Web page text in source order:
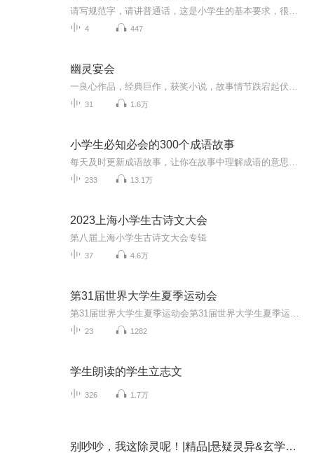
4 447
幽灵宴会
31 1.6万
小学生必知必会的300个成语故事
233 13.1万
2023上海小学生古诗文大会
第八届上海小学生古诗文大会专辑
37 4.6万
第31届世界大学生夏季运动会
23 1282
学生朗读的学生立志文
326 1.7万
别吵吵，我这除灵呢！|精品|悬疑灵异&玄学&系统流&逗逼&学生